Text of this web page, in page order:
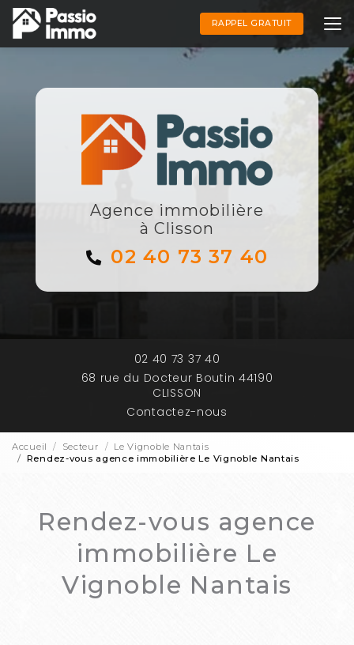
Aller
au
contenu
principal
RAPPEL GRATUIT
Agence immobilière
à Clisson
02 40 73 37 40
02 40 73 37 40
68 rue du Docteur Boutin 44190
CLISSON
Contactez-nous
Accueil Secteur
Le Vignoble Nantais
Rendez-vous agence immobilière Le Vignoble Nantais
Rendez-vous agence
immobilière Le
Vignoble Nantais